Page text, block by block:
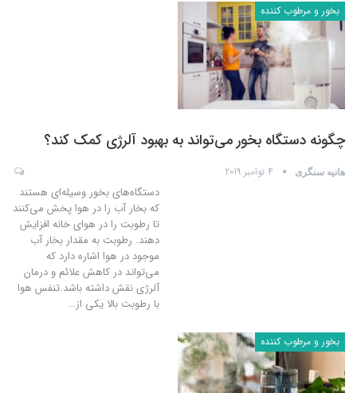
بخور و مرطوب کننده
چگونه دستگاه بخور می‌تواند به بهبود آلرژی کمک کند؟
هانیه سنگری 4 نوامبر 2019
دستگاه‌های بخور وسیله‌ای هستند
که بخار آب را در هوا پخش می‌کنند
تا رطوبت را در هوای خانه افزایش
دهند. رطوبت به مقدار بخار آب
موجود در هوا اشاره دارد که
می‌تواند در کاهش علائم و درمان
آلرژی نقش داشته باشد.تنفس هوا
با رطوبت بالا یکی از…
بخور و مرطوب کننده